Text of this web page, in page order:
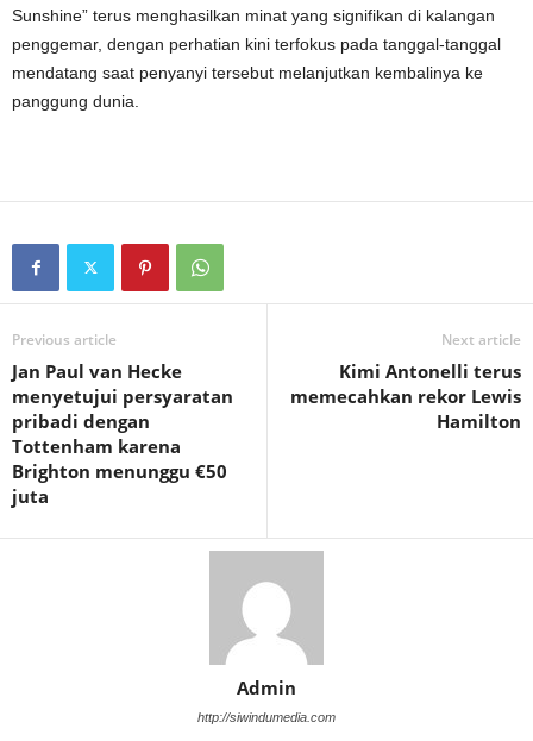
Sunshine” terus menghasilkan minat yang signifikan di kalangan
penggemar, dengan perhatian kini terfokus pada tanggal-tanggal
mendatang saat penyanyi tersebut melanjutkan kembalinya ke
panggung dunia.
Previous article
Jan Paul van Hecke
menyetujui persyaratan
pribadi dengan
Tottenham karena
Brighton menunggu €50
juta
Next article
Kimi Antonelli terus
memecahkan rekor Lewis
Hamilton
Admin
http://siwindumedia.com